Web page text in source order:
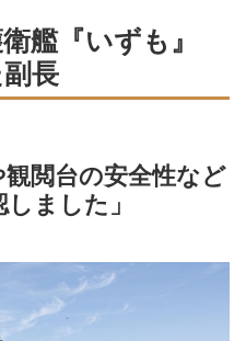
艦『いずも』
長
観閲台の安全性など
ました」